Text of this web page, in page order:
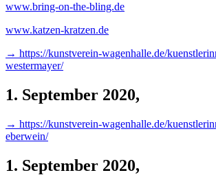
www.bring-on-the-bling.de
www.katzen-kratzen.de
→ https://kunstverein-wagenhalle.de/
westermayer/
1. September 2020,
→ https://kunstverein-wagenhalle.de/
eberwein/
1. September 2020,